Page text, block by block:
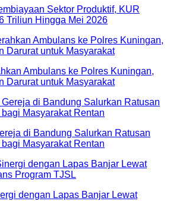
Sektor Produktif, KUR
Triliun Hingga Mei 2026
Ambulans ke Polres Kuningan,
Darurat untuk Masyarakat
di Bandung Salurkan Ratusan
Masyarakat Rentan
dengan Lapas Banjar Lewat